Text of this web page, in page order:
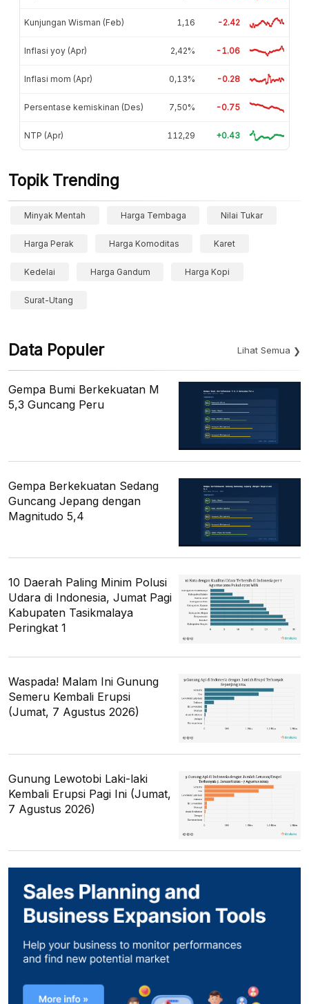
Kunjungan Wisman (Feb) 1,16 -2.42
Inflasi yoy (Apr) 2,42% -1.06
Inflasi mom (Apr) 0,13% -0.28
Persentase kemiskinan (Des) 7,50% -0.75
NTP (Apr) 112,29 +0.43
Topik Trending
Minyak Mentah Harga Tembaga Nilai Tukar
Harga Perak Harga Komoditas Karet
Kedelai Harga Gandum Harga Kopi
Surat-Utang
Data Populer Lihat Semua
Gempa Bumi Berkekuatan M
5,3 Guncang Peru
Gempa Berkekuatan Sedang
Guncang Jepang dengan
Magnitudo 5,4
10 Daerah Paling Minim Polusi
Udara di Indonesia, Jumat Pagi
Kabupaten Tasikmalaya
Peringkat 1
Waspada! Malam Ini Gunung
Semeru Kembali Erupsi
(Jumat, 7 Agustus 2026)
Gunung Lewotobi Laki-laki
Kembali Erupsi Pagi Ini (Jumat,
7 Agustus 2026)